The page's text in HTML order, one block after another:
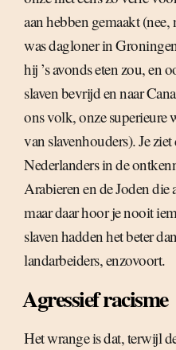
aan hebben gemaakt (nee,
was dagloner in
hij ’s avonds eten zou, en
slaven bevrijd en naar
ons volk, onze superieure
van slavenhouders). Je
Nederlanders in de
Arabieren en de Joden die
maar daar hoor je nooit
slaven hadden het beter
landarbeiders, enzovoort.
Agressief racisme
Het wrange is dat, terwijl